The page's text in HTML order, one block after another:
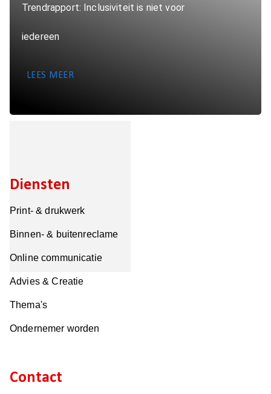
Trendrapport: Inclusiviteit is niet voor
iedereen
LEES MEER
Diensten
Print- & drukwerk
Binnen- & buitenreclame
Online communicatie
Advies & Creatie
Thema's
Ondernemer worden
Contact